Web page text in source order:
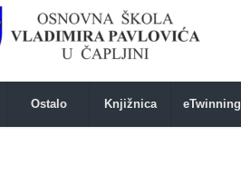
Ostalo Knjižnica eTwinning